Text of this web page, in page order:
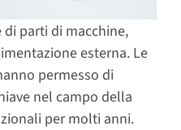
parti di macchine,
esterna. Le
permesso di
nel campo della
per molti anni.